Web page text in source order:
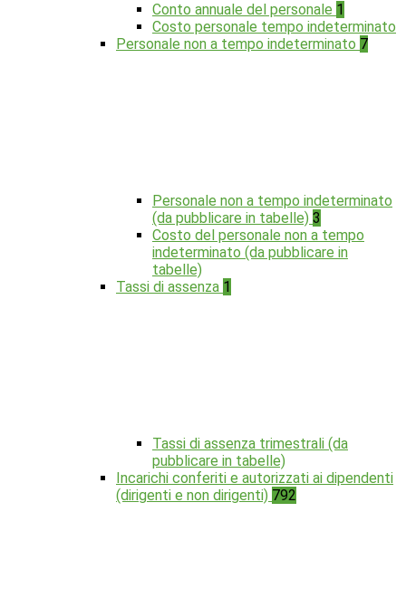
Conto annuale del personale 1
Costo personale tempo indeterminato
Personale non a tempo indeterminato 7
Personale non a tempo indeterminato
(da pubblicare in tabelle) 3
Costo del personale non a tempo
indeterminato (da pubblicare in
tabelle)
Tassi di assenza 1
Tassi di assenza trimestrali (da
pubblicare in tabelle)
Incarichi conferiti e autorizzati ai dipendenti
(dirigenti e non dirigenti) 792